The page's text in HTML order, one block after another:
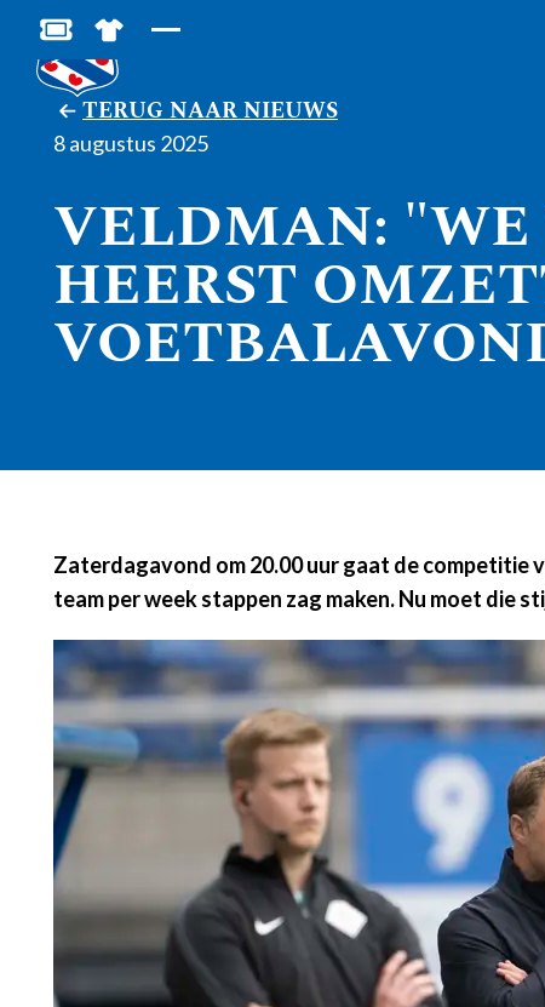
BESTEL JOUW TICKETS
SHOP IN DE FEANSTORE
TERUG NAAR NIEUWS
8 augustus 2025
VELDMAN:
HEERST
Zaterdagavond om 20.00 uur gaat de competitie
team per week stappen zag maken. Nu moet die